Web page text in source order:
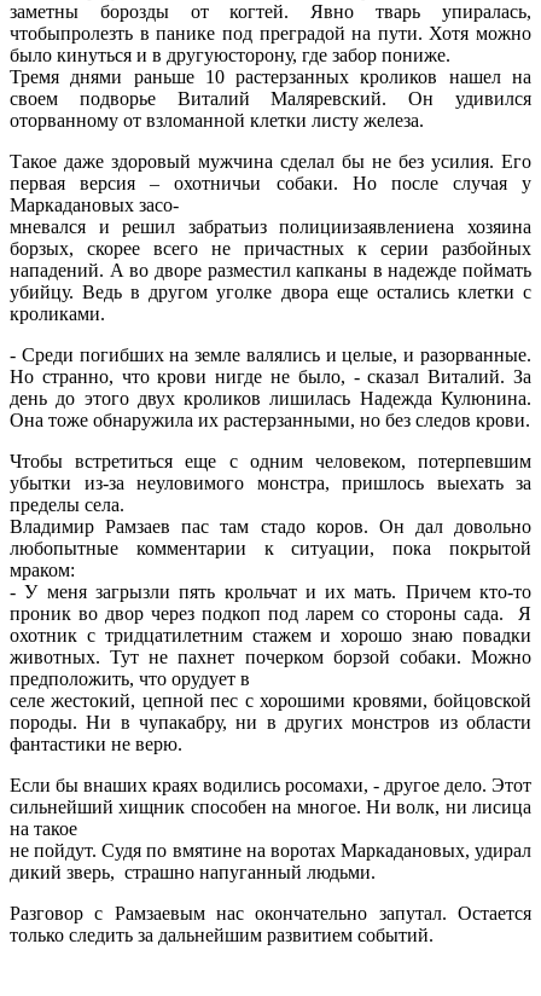
заметны борозды от когтей. Явно тварь упиралась,
чтобыпролезть в панике под преградой на пути. Хотя можно
было кинуться и в другуюсторону, где забор пониже.
Тремя днями раньше 10 растерзанных кроликов нашел на
своем подворье Виталий Маляревский. Он удивился
оторванному от взломанной клетки листу железа.
Такое даже здоровый мужчина сделал бы не без усилия. Его
первая версия – охотничьи собаки. Но после случая у
Маркадановых засо-
мневался и решил забратьиз полициизаявлениена хозяина
борзых, скорее всего не причастных к серии разбойных
нападений. А во дворе разместил капканы в надежде поймать
убийцу. Ведь в другом уголке двора еще остались клетки с
кроликами.
- Среди погибших на земле валялись и целые, и разорванные.
Но странно, что крови нигде не было, - сказал Виталий. За
день до этого двух кроликов лишилась Надежда Кулюнина.
Она тоже обнаружила их растерзанными, но без следов крови.
Чтобы встретиться еще с одним человеком, потерпевшим
убытки из-за неуловимого монстра, пришлось выехать за
пределы села.
Владимир Рамзаев пас там стадо коров. Он дал довольно
любопытные комментарии к ситуации, пока покрытой
мраком:
- У меня загрызли пять крольчат и их мать. Причем кто-то
проник во двор через подкоп под ларем со стороны сада. Я
охотник с тридцатилетним стажем и хорошо знаю повадки
животных. Тут не пахнет почерком борзой собаки. Можно
предположить, что орудует в
селе жестокий, цепной пес с хорошими кровями, бойцовской
породы. Ни в чупакабру, ни в других монстров из области
фантастики не верю.
Если бы внаших краях водились росомахи, - другое дело. Этот
сильнейший хищник способен на многое. Ни волк, ни лисица
на такое
не пойдут. Судя по вмятине на воротах Маркадановых, удирал
дикий зверь, страшно напуганный людьми.
Разговор с Рамзаевым нас окончательно запутал. Остается
только следить за дальнейшим развитием событий.